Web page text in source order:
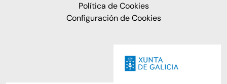
Política de Cookies
Configuración de Cookies